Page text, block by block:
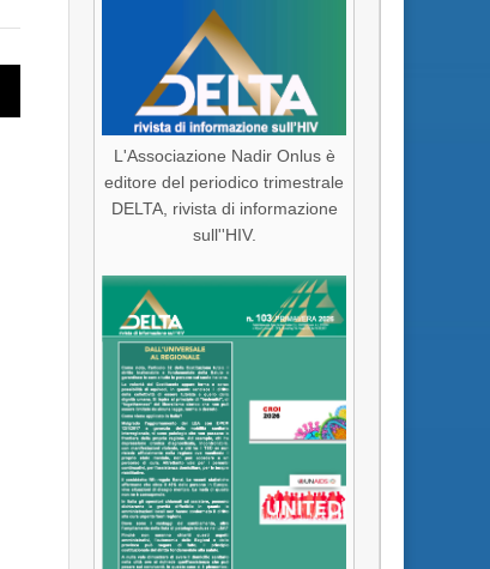
L'Associazione Nadir Onlus è
editore del periodico trimestrale
DELTA, rivista di informazione
sull''HIV.